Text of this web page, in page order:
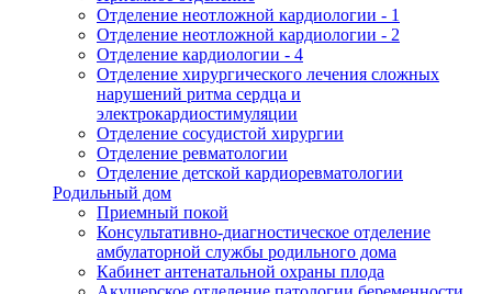
Отделение неотложной кардиологии - 1
Отделение неотложной кардиологии - 2
Отделение кардиологии - 4
Отделение хирургического лечения сложных
нарушений ритма сердца и
электрокардиостимуляции
Отделение сосудистой хирургии
Отделение ревматологии
Отделение детской кардиоревматологии
Родильный дом
Приемный покой
Консультативно-диагностическое отделение
амбулаторной службы родильного дома
Кабинет антенатальной охраны плода